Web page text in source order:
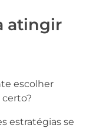
atingir
escolher
estratégias se